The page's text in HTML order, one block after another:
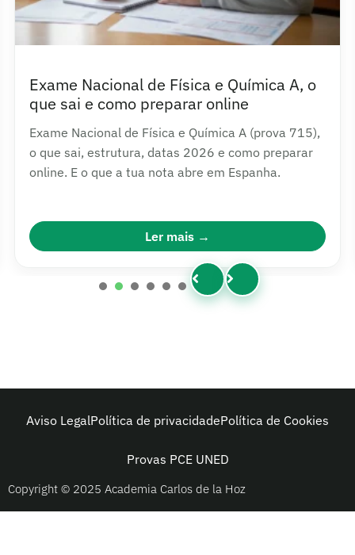
Exame Nacional de Física e Química A, o
que sai e como preparar online
Exame Nacional de Física e Química A (prova 715),
o que sai, estrutura, datas 2026 e como preparar
online. E o que a tua nota abre em Espanha.
Ler mais
1 2
Aviso LegalPolítica de privacidadePolítica de Cookies
Provas PCE UNED
Copyright © 2025 Academia Carlos de la Hoz